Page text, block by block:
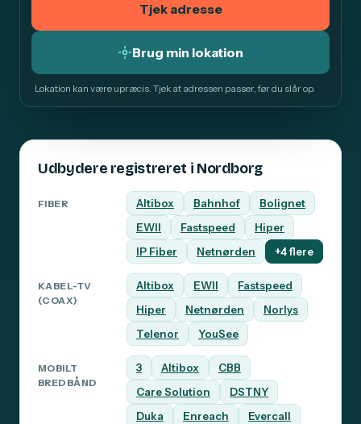
Tjek adresse
Brug min lokation
Lokation kan være upræcis. Tjek at adressen passer, før du slår op.
Udbydere registreret i Nordborg
FIBER Altibox Bahnhof
Bolignet
EWII
Fastspeed
Hiper
IP Fiber
Netnørden +4 flere
KABEL-TV
(COAX)
Altibox EWII
Fastspeed
Hiper
Netnørden
Norlys
Telenor
YouSee
MOBILT
BREDBÅND
3 Altibox
CBB
Care Solution
DSTNY
Duka
Enreach
Evercall